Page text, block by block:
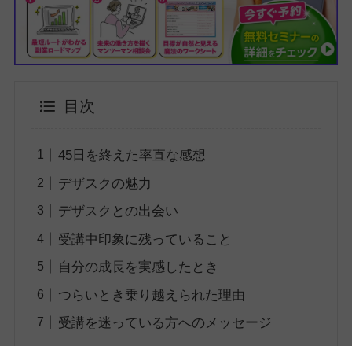
目次
45日を終えた率直な感想
デザスクの魅力
デザスクとの出会い
受講中印象に残っていること
自分の成長を実感したとき
つらいとき乗り越えられた理由
受講を迷っている方へのメッセージ